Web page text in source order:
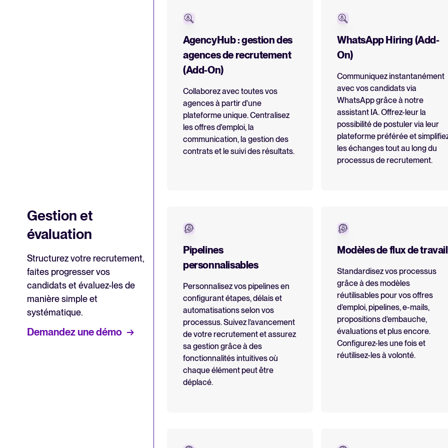
AgencyHub : gestion des
agences de recrutement
(Add-On)
Collaborez avec toutes vos
agences à partir d'une
plateforme unique. Centralisez
les offres d'emploi, la
communication, la gestion des
contrats et le suivi des résultats.
WhatsApp Hiring (Add-
On)
Communiquez instantanément
avec vos candidats via
WhatsApp grâce à notre
assistant IA. Offrez-leur la
possibilité de postuler via leur
plateforme préférée et
les échanges tout au long du
processus de recrutement.
Gestion et
évaluation
Structurez votre recrutement,
faites progresser vos
candidats et évaluez-les de
manière simple et
systématique.
Demandez une démo
Pipelines
personnalisables
Personnalisez vos pipelines en
configurant étapes, délais et
automatisations selon vos
processus. Suivez l’avancement
de votre recrutement et assurez
sa gestion grâce à des
fonctionnalités intuitives où
chaque élément peut être
déplacé.
Modèles de flux de travail
Standardisez vos processus
grâce à des modèles
réutilisables pour vos offres
d’emploi, pipelines, e-mails,
propositions d’embauche,
évaluations et plus encore.
Configurez-les une fois et
réutilisez-les à volonté.